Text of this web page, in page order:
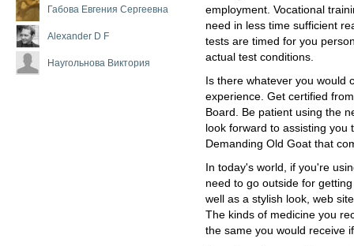
Габова Евгения Сергеевна
Alexander D F
Наугольнова Виктория
employment. Vocational
need in less time sufficient
tests are timed for you
actual test conditions.
Is there whatever you would
experience. Get certified
Board. Be patient using the
look forward to assisting
Demanding Old Goat that
In today's world, if you're
need to go outside for
well as a stylish look, web
The kinds of medicine you
the same you would receive